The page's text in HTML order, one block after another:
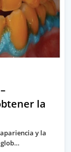
la
y la
glob…